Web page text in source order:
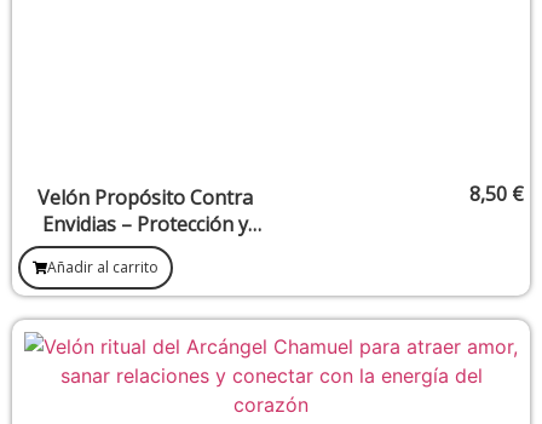
Velón Propósito Contra
Envidias – Protección y
limpieza de malas energías
8,50 €
Añadir al carrito